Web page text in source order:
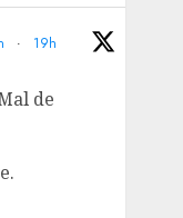
· 19h
de